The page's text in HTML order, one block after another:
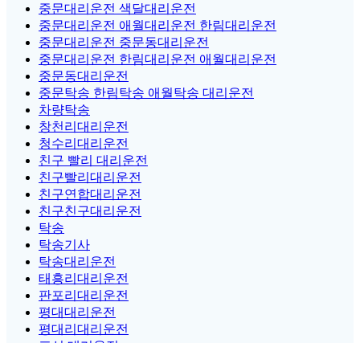
중문대리운전 색달대리운전
중문대리운전 애월대리운전 한림대리운전
중문대리운전 중문동대리운전
중문대리운전 한림대리운전 애월대리운전
중문동대리운전
중문탁송 한림탁송 애월탁송 대리운전
차량탁송
창천리대리운전
청수리대리운전
친구 빨리 대리운전
친구빨리대리운전
친구연합대리운전
친구친구대리운전
탁송
탁송기사
탁송대리운전
태흥리대리운전
판포리대리운전
평대대리운전
평대리대리운전